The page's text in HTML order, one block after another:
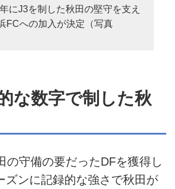
にJ3を制した秋田の堅守を支え
FCへの加入が決定（写真
な数字で制した秋
守備の要だったDFを獲得し
ズンに記録的な強さで秋田が